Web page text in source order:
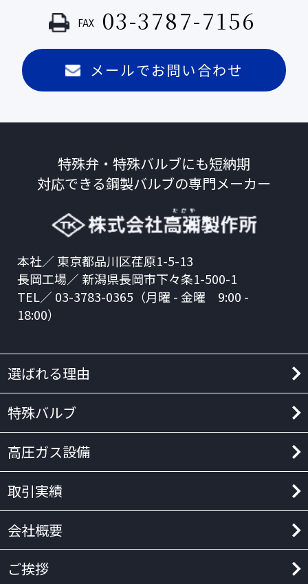
FAX 03-3787-7156
メールでお問い合わせ
特殊弁・特殊バルブにも短納期
対応できる鋼製バルブの専門メーカー
本社／ 東京都品川区荏原1-5-13
長岡工場／ 新潟県長岡市下々条1-500-1
TEL／ 03-3783-0365（月曜 - 金曜 9:00 -
18:00）
選ばれる理由
特殊バルブ
高圧ガス設備
取引実績
会社概要
ご挨拶